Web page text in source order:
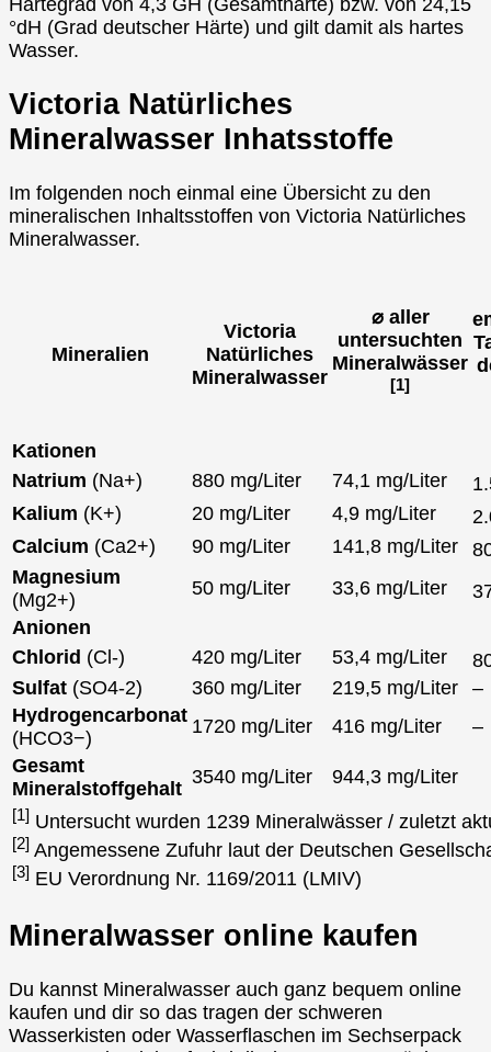
°dH (Grad deutscher Härte) und gilt damit als hartes
Wasser.
Victoria Natürliches
Mineralwasser Inhatsstoffe
Im folgenden noch einmal eine Übersicht zu den
mineralischen Inhaltsstoffen von Victoria Natürliches
Mineralwasser.
Mineralien
Victoria
Natürliches
Mineralwasser
⌀ aller
untersuchten
Mineralwässer
[1]
Kationen
Natrium (Na+) 880 mg/Liter 74,1 mg/Liter
Kalium (K+) 20 mg/Liter 4,9 mg/Liter
Calcium (Ca2+) 90 mg/Liter 141,8 mg/Liter
Magnesium
(Mg2+)
50 mg/Liter 33,6 mg/Liter
Anionen
Chlorid (Cl-) 420 mg/Liter 53,4 mg/Liter
Sulfat (SO4-2) 360 mg/Liter 219,5 mg/Liter
–
Hydrogencarbonat
(HCO3−)
1720 mg/Liter 416 mg/Liter
–
Gesamt
Mineralstoffgehalt
3540 mg/Liter 944,3 mg/Liter
[1] Untersucht wurden 1239 Mineralwässer / zuletzt
[2] Angemessene Zufuhr laut der Deutschen
[3] EU Verordnung Nr. 1169/2011 (LMIV)
Mineralwasser online kaufen
Du kannst Mineralwasser auch ganz bequem online
kaufen und dir so das tragen der schweren
Wasserkisten oder Wasserflaschen im Sechserpack